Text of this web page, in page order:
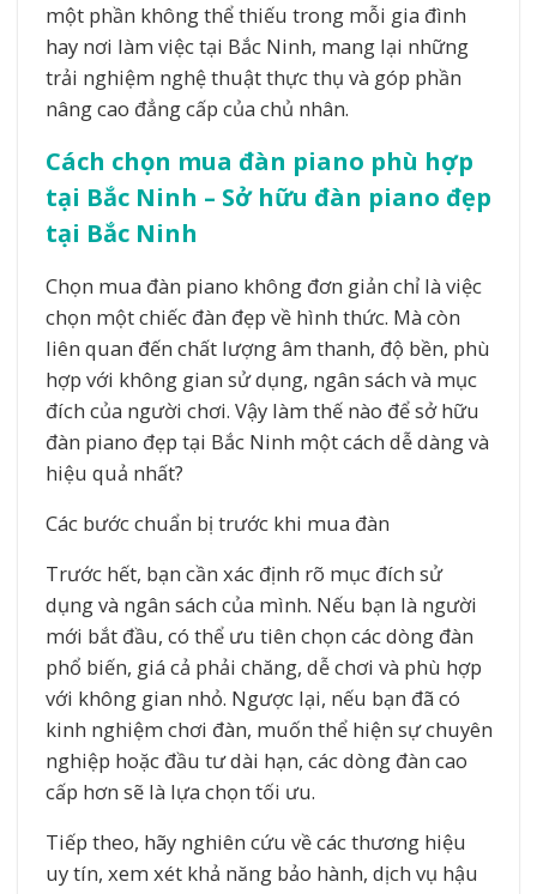
một phần không thể thiếu trong mỗi gia đình
hay nơi làm việc tại Bắc Ninh, mang lại những
trải nghiệm nghệ thuật thực thụ và góp phần
nâng cao đẳng cấp của chủ nhân.
Cách chọn mua đàn piano phù hợp
tại Bắc Ninh – Sở hữu đàn piano đẹp
tại Bắc Ninh
Chọn mua đàn piano không đơn giản chỉ là việc
chọn một chiếc đàn đẹp về hình thức. Mà còn
liên quan đến chất lượng âm thanh, độ bền, phù
hợp với không gian sử dụng, ngân sách và mục
đích của người chơi. Vậy làm thế nào để sở hữu
đàn piano đẹp tại Bắc Ninh một cách dễ dàng và
hiệu quả nhất?
Các bước chuẩn bị trước khi mua đàn
Trước hết, bạn cần xác định rõ mục đích sử
dụng và ngân sách của mình. Nếu bạn là người
mới bắt đầu, có thể ưu tiên chọn các dòng đàn
phổ biến, giá cả phải chăng, dễ chơi và phù hợp
với không gian nhỏ. Ngược lại, nếu bạn đã có
kinh nghiệm chơi đàn, muốn thể hiện sự chuyên
nghiệp hoặc đầu tư dài hạn, các dòng đàn cao
cấp hơn sẽ là lựa chọn tối ưu.
Tiếp theo, hãy nghiên cứu về các thương hiệu
uy tín, xem xét khả năng bảo hành, dịch vụ hậu